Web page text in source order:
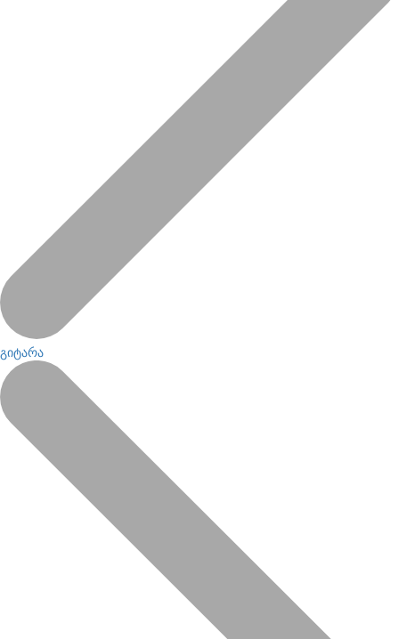
გიტარა